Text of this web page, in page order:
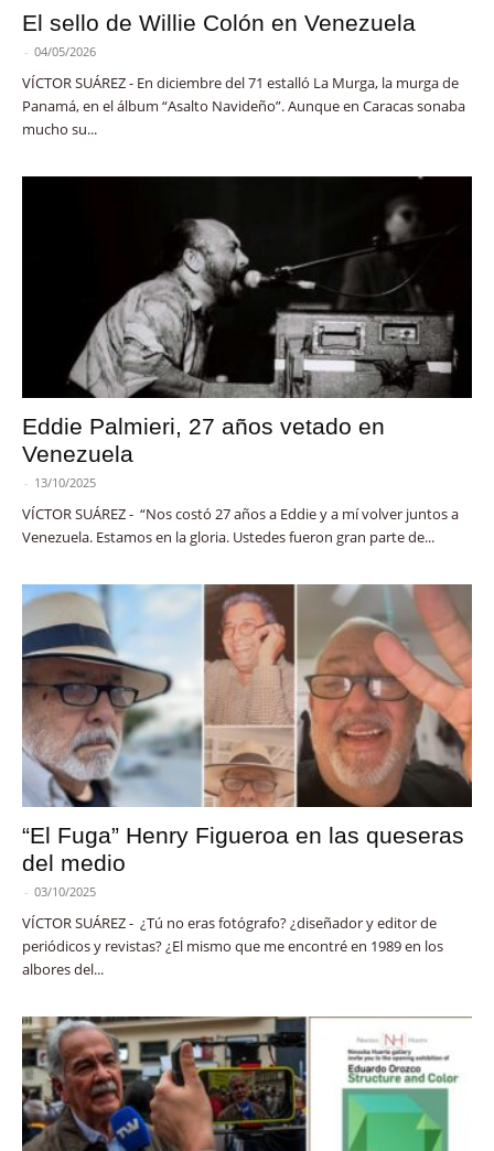
El sello de Willie Colón en Venezuela
- 04/05/2026
VÍCTOR SUÁREZ - En diciembre del 71 estalló La Murga, la murga de
Panamá, en el álbum “Asalto Navideño”. Aunque en Caracas sonaba
mucho su...
Eddie Palmieri, 27 años vetado en
Venezuela
- 13/10/2025
VÍCTOR SUÁREZ - “Nos costó 27 años a Eddie y a mí volver juntos a
Venezuela. Estamos en la gloria. Ustedes fueron gran parte de...
“El Fuga” Henry Figueroa en las queseras
del medio
- 03/10/2025
VÍCTOR SUÁREZ - ¿Tú no eras fotógrafo? ¿diseñador y editor de
periódicos y revistas? ¿El mismo que me encontré en 1989 en los
albores del...